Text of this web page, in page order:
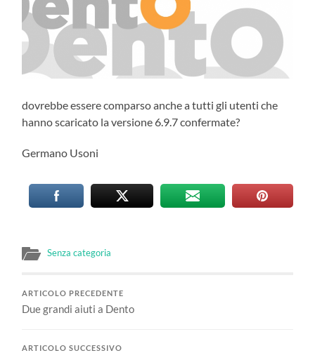
dovrebbe essere comparso anche a tutti gli utenti che
hanno scaricato la versione 6.9.7 confermate?
Germano Usoni
Senza categoria
ARTICOLO PRECEDENTE
Due grandi aiuti a Dento
ARTICOLO SUCCESSIVO